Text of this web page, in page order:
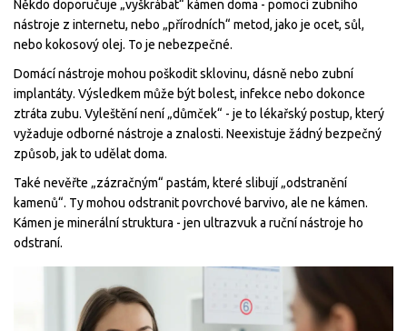
Někdo doporučuje „vyškrábat“ kámen doma - pomocí zubního
nástroje z internetu, nebo „přírodních“ metod, jako je ocet, sůl,
nebo kokosový olej. To je nebezpečné.
Domácí nástroje mohou poškodit sklovinu, dásně nebo zubní
implantáty. Výsledkem může být bolest, infekce nebo dokonce
ztráta zubu. Vyleštění není „důmček“ - je to lékařský postup, který
vyžaduje odborné nástroje a znalosti. Neexistuje žádný bezpečný
způsob, jak to udělat doma.
Také nevěřte „zázračným“ pastám, které slibují „odstranění
kamenů“. Ty mohou odstranit povrchové barvivo, ale ne kámen.
Kámen je minerální struktura - jen ultrazvuk a ruční nástroje ho
odstraní.